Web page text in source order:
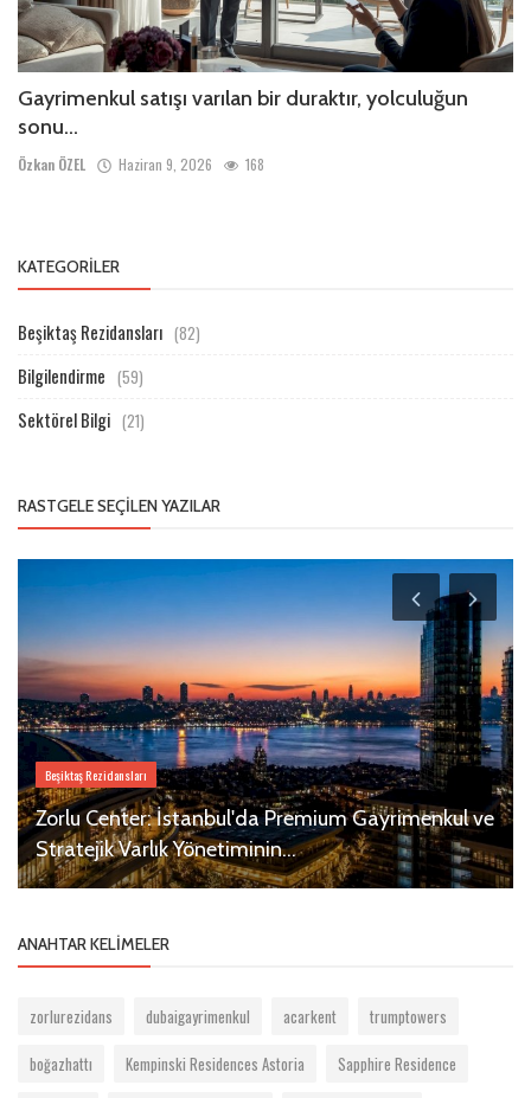
Gayrimenkul satışı varılan bir duraktır, yolculuğun
sonu...
Özkan ÖZEL Haziran 9, 2026 168
KATEGORILER
Beşiktaş Rezidansları (82)
Bilgilendirme (59)
Sektörel Bilgi (21)
RASTGELE SEÇILEN YAZILAR
Beşiktaş Rezidansları
Zorlu Center: İstanbul'da Premium Gayrimenkul ve
Stratejik Varlık Yönetiminin...
ANAHTAR KELIMELER
zorlurezidans dubaigayrimenkul acarkent
trumptowers
boğazhattı
Kempinski Residences Astoria
Sapphire Residence